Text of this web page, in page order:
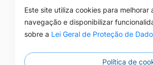
Este site utiliza cookies para melhorar
navegação e disponibilizar
sobre a Lei Geral de Proteção de
Política de